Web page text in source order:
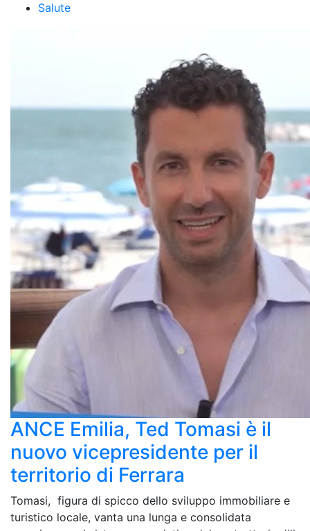
Salute
ANCE Emilia, Ted Tomasi è il
nuovo vicepresidente per il
territorio di Ferrara
Tomasi, figura di spicco dello sviluppo immobiliare e
turistico locale, vanta una lunga e consolidata